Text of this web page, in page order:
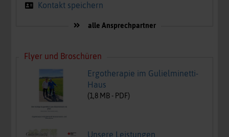
Kontakt speichern
alle Ansprechpartner
Flyer und Broschüren
Ergotherapie im Gulielminetti-
Haus
(1,8 MB - PDF)
Unsere Leistungen